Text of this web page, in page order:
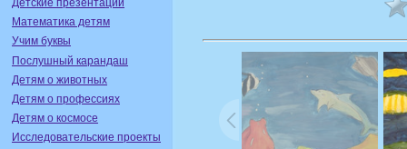
Детские презентации
Математика детям
Учим буквы
Послушный карандаш
Детям о животных
Детям о профессиях
Детям о космосе
Исследовательские проекты